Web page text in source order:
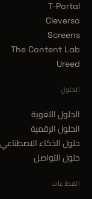
T-Portal
Cleverso
Screens
The Content Lab
Ureed
الحلول
الحلول اللغوية
الحلول الرقمية
حلول الذكاء الاصطناعي
حلول التواصل
القطاعات